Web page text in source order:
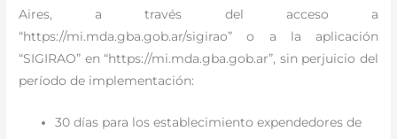
Aires, a través del acceso a
“https://mi.mda.gba.gob.ar/sigirao” o a la aplicación
“SIGIRAO” en “https://mi.mda.gba.gob.ar”, sin perjuicio del
período de implementación:
30 días para los establecimiento expendedores de